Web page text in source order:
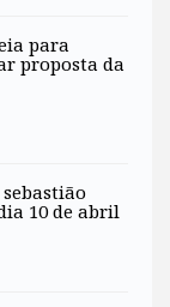
para
proposta da
10 de abril